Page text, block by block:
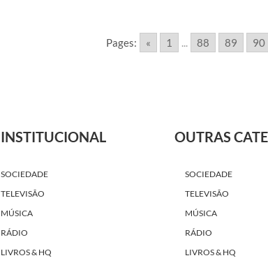
Pages: « 1 ... 88 89 90
INSTITUCIONAL
SOCIEDADE
TELEVISÃO
MÚSICA
RÁDIO
LIVROS & HQ
OUTRAS
SOCIEDADE
TELEVISÃO
MÚSICA
RÁDIO
LIVROS & HQ